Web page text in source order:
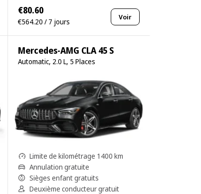
€80.60
€564.20 / 7 jours Voir
Mercedes-AMG CLA 45 S
Automatic, 2.0 L, 5 Places
Limite de kilométrage 1400 km
Annulation gratuite
Sièges enfant gratuits
Deuxième conducteur gratuit